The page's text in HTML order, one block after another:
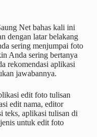
Net bahas kali ini
dengan latar belakang
sering menjumpai foto
Anda sering bertanya
rekomendasi aplikasi
jawabannya.
edit foto tulisan
edit nama, editor
teks, aplikasi tulisan di
untuk edit foto